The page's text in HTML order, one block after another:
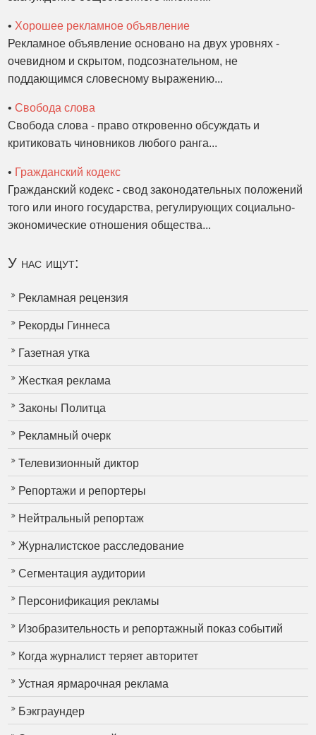
• Хорошее рекламное объявление
Рекламное объявление основано на двух уровнях -
очевидном и скрытом, подсознательном, не
поддающимся словесному выражению...
•Свобода слова
Свобода слова - право откровенно обсуждать и
критиковать чиновников любого ранга...
• Гражданский кодекс
Гражданский кодекс - свод законодательных положений
того или иного государства, регулирующих социально-
экономические отношения общества...
У нас ищут:
Рекламная рецензия
Рекорды Гиннеса
Газетная утка
Жесткая реклама
Законы Политца
Рекламный очерк
Телевизионный диктор
Репортажи и репортеры
Нейтральный репортаж
Журналистское расследование
Сегментация аудитории
Персонификация рекламы
Изобразительность и репортажный показ событий
Когда журналист теряет авторитет
Устная ярмарочная реклама
Бэкграундер